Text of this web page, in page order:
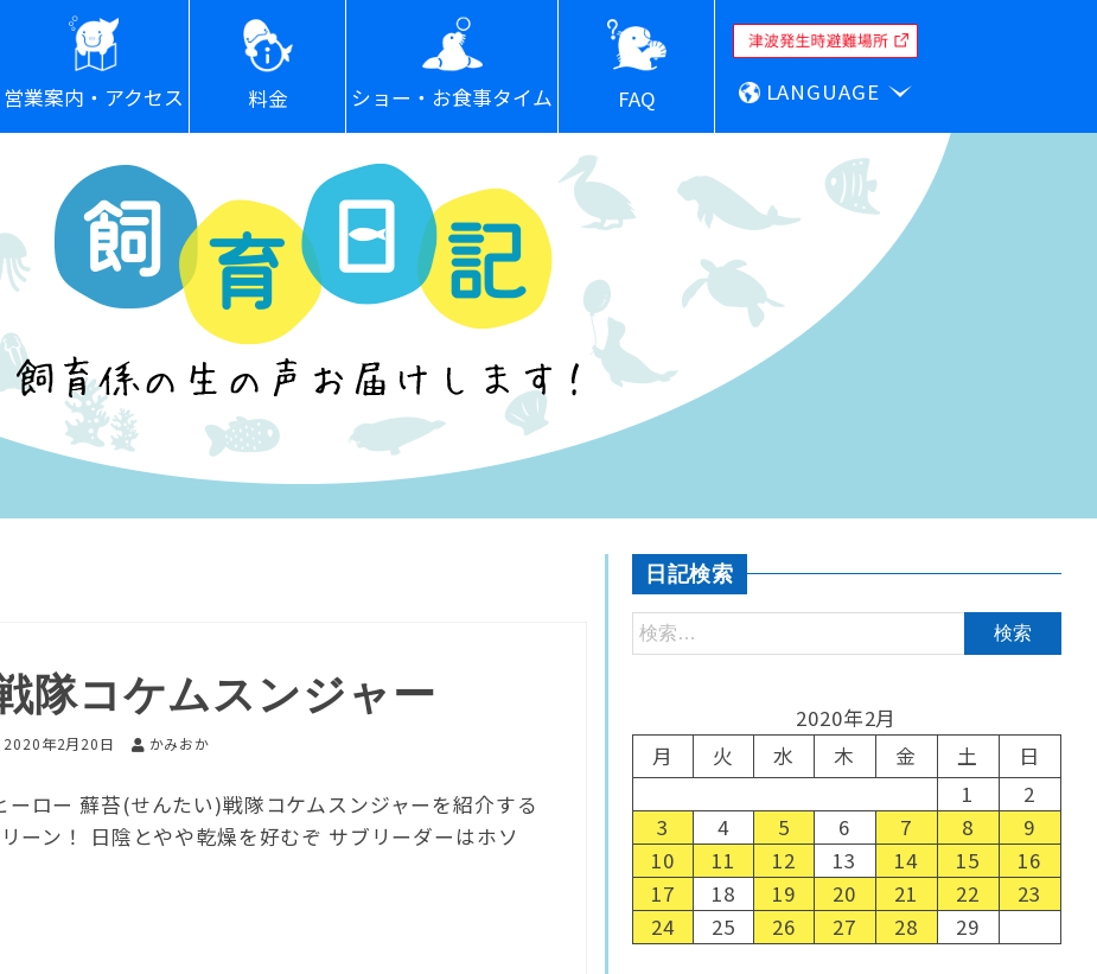
営業案内・アクセス 料金 ショー・お食事タイム FAQ LANGUAGE
隊コケムスンジャー
2020年2月20日 かみおか
ロー 蘚苔(せんたい)戦隊コケムスンジャーを紹介する
ーン！ 日陰とやや乾燥を好むぞ サブリーダーはホソ
日記検索
2020年2月
月
火 水 木 金 土
日
1
2
3
4 5 6 7 8
9
10
11 12 13 14 15
16
17
18 19 20 21 22
23
24
25 26 27 28 29